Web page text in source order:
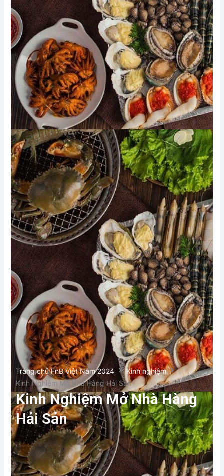
Xem thêm
Trang chủ FnB Việt Nam 2024
Kinh nghiệm
Kinh Nghiệm Mở Nhà Hàng Hải Sản
Kinh Nghiệm Mở Nhà Hàng
Hải Sản